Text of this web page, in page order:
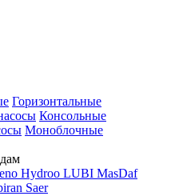
Горизонтальные
Консольные
Моноблочные
Hydroo LUBI MasDaf
Saer